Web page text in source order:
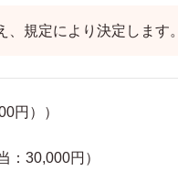
規定により決定します。
円））
：30,000円）